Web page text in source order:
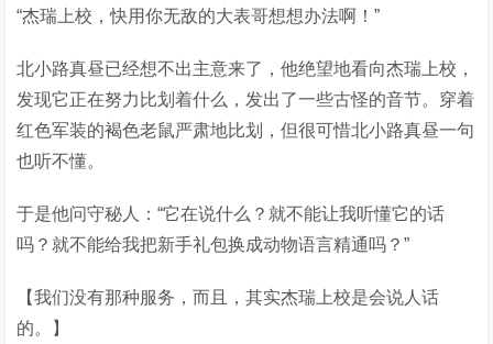
“杰瑞上校，快用你无敌的大表哥想想办法啊！”
北小路真昼已经想不出主意来了，他绝望地看向杰瑞上校，
发现它正在努力比划着什么，发出了一些古怪的音节。穿着
红色军装的褐色老鼠严肃地比划，但很可惜北小路真昼一句
也听不懂。
于是他问守秘人：“它在说什么？就不能让我听懂它的话
吗？就不能给我把新手礼包换成动物语言精通吗？”
【我们没有那种服务，而且，其实杰瑞上校是会说人话
的。】